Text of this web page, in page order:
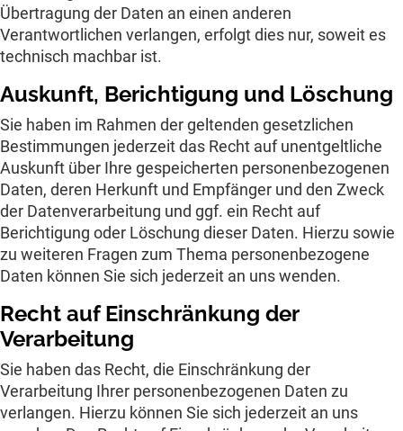
Übertragung der Daten an einen anderen
Verantwortlichen verlangen, erfolgt dies nur, soweit es
technisch machbar ist.
Auskunft, Berichtigung und Löschung
Sie haben im Rahmen der geltenden gesetzlichen
Bestimmungen jederzeit das Recht auf unentgeltliche
Auskunft über Ihre gespeicherten personenbezogenen
Daten, deren Herkunft und Empfänger und den Zweck
der Datenverarbeitung und ggf. ein Recht auf
Berichtigung oder Löschung dieser Daten. Hierzu sowie
zu weiteren Fragen zum Thema personenbezogene
Daten können Sie sich jederzeit an uns wenden.
Recht auf Einschränkung der
Verarbeitung
Sie haben das Recht, die Einschränkung der
Verarbeitung Ihrer personenbezogenen Daten zu
verlangen. Hierzu können Sie sich jederzeit an uns